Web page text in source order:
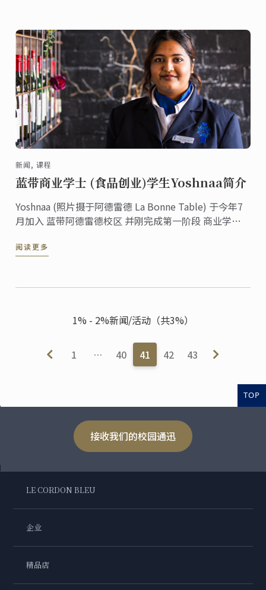
新闻, 课程
蓝带商业学士 (食品创业)学生Yoshnaa简介
Yoshnaa (照片摄于阿德雷德 La Bonne Table) 于今年7
月加入 蓝带阿德雷德校区 并刚完成第一阶段 商业学士
金融，食品及饮品管理，品酒和美食。根据他的学习研
阅读更多
1% - 2%新闻/活动（共3%）
1 … 40 41 42 43
TOP
接收我们的校园通迅
LE CORDON BLEU
企业
精品店